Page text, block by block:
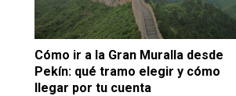
Cómo ir a la Gran Muralla desde
Pekín: qué tramo elegir y cómo
llegar por tu cuenta